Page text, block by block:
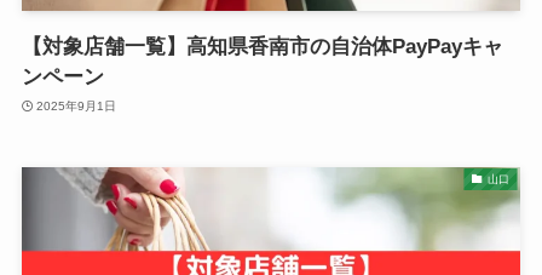
【対象店舗一覧】高知県香南市の自治体PayPayキャ
ンペーン
2025年9月1日
山口